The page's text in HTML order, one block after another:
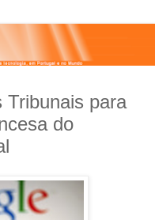
Tribunais para
do